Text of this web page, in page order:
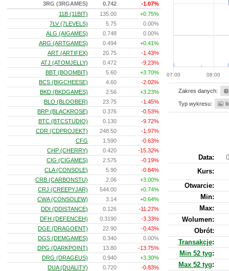
07:00 08:00
Zakres danych:
Typ wykresu:
Data:
Kurs:
Otwarcie:
Min:
Max:
Wolumen:
Obrót:
Transakcje:
Min 52 tyg:
Max 52 tyg:
3RG (3RGAMES)
0.742
-1.07%
11B (11BIT)
135.00
+0.75%
7LV (7LEVELS)
5.75
0.00%
ALG (AIGAMES)
0.748
0.00%
ARG (ARTGAMES)
0.494
+0.41%
ART (ARTIFEX)
20.75
-1.43%
ATJ (ATOMJELLY)
0.472
-9.23%
BBT (BOOMBIT)
5.60
+3.70%
BCS (BIGCHEESE)
4.60
-2.02%
BKD (BKDGAMES)
2.56
+3.23%
BLO (BLOOBER)
23.75
-1.45%
BRP (BLACKROSE)
0.376
-0.53%
BTC (BTCSTUDIO)
0.130
-9.72%
CDR (CDPROJEKT)
248.50
-1.97%
CFG
1.590
-0.63%
CHP (CHERRY)
0.420
-15.32%
CIG (CIGAMES)
2.575
-0.19%
CLA (CONSOLE)
5.90
-0.84%
CRB (CARBONSTU)
2.06
+3.00%
CRJ (CREEPYJAR)
544.00
+0.74%
CWA (CONSOLEW)
3.14
+0.64%
DDI (DDISTANCE)
0.126
-11.27%
DFH (DEFENCEH)
0.3190
-3.33%
DGE (DRAGOENT)
22.90
-0.43%
DGS (DEMGAMES)
0.340
0.00%
DPG (DARKPOINT)
13.80
-13.75%
DRG (DRAGEUS)
0.940
+3.30%
DUA (DUALITY)
0.720
-0.83%